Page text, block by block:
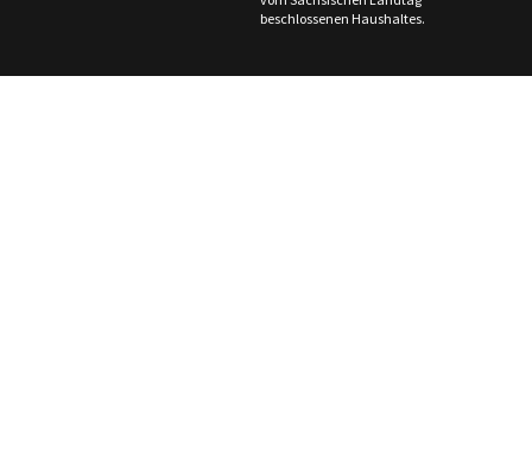
beschlossenen Haushaltes.